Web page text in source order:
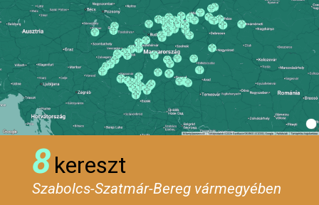
8kereszt
Szabolcs-Szatmár-Bereg vármegyében